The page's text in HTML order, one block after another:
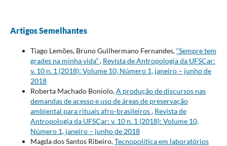
Artigos Semelhantes
Tiago Lemões, Bruno Guilhermano Fernandes,“Sempre tem
grades na minha vida”, Revista de Antropologia da UFSCar:
v. 10 n. 1 (2018): Volume 10, Número 1, janeiro – junho de
2018
Roberta Machado Boniolo,A produção de discursos nas
demandas de acesso e uso de áreas de preservação
ambiental para rituais afro-brasileiros, Revista de
Antropologia da UFSCar: v. 10 n. 1 (2018): Volume 10,
Número 1, janeiro – junho de 2018
Magda dos Santos Ribeiro,Tecnopolítica em laboratórios